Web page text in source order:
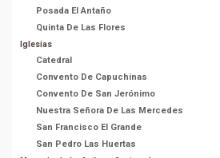
Posada El Antaño
Quinta De Las Flores
Iglesias
Catedral
Convento De Capuchinas
Convento De San Jerónimo
Nuestra Señora De Las Mercedes
San Francisco El Grande
San Pedro Las Huertas